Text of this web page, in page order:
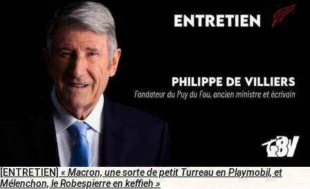
[ENTRETIEN] « Macron, une sorte de petit Turreau en Playmobil, et
Mélenchon, le Robespierre en keffieh »